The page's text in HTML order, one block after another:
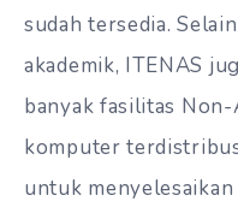
sudah tersedia.
akademik, ITENAS
banyak fasilitas Non-
komputer
untuk